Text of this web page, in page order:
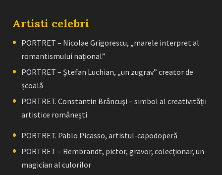
Artisti celebri
PORTRET – Nicolae Grigorescu, „marele interpret al
romantismului naţional”
PORTRET – Ştefan Luchian, „un zugrav” creator de
școală
PORTRET. Constantin Brâncuşi – simbol al creativităţii
artistice româneşti
PORTRET. Pablo Picasso, artistul-capodoperă
PORTRET – Rembrandt, pictor, gravor, colecţionar, un
magician al culorilor